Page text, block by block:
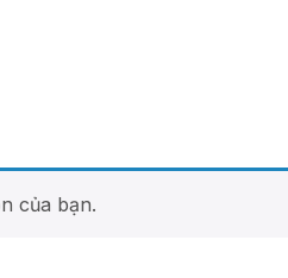
của bạn.